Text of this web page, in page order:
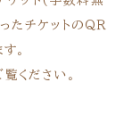
チケットのＱＲ
。
覧ください。